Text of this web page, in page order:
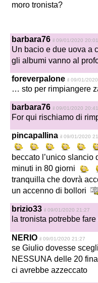
moro tronista?
barbara76 il 09/01/2020 20:01
Un bacio e due uova a
gli albumi vanno al
foreverpalone il 09/01/
… sto per rimpiangere
barbara76 il 09/01/2020 20:41
For qui rischiamo di
pincapallina il 09/01/2020
beccato l’unico slancio
minuti in 80 giorni
tranquilla che dovrà
un accenno di bollori
brizio33 il 09/01/2020 21:27
la tronista potrebbe
NERIO il 09/01/2020 21:27
se Giulio dovesse
NESSUNA delle 20
ci avrebbe azzeccato